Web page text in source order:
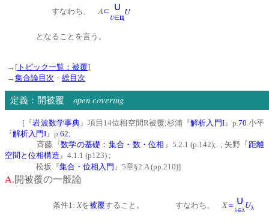
すなわち、A⊂ ∪ U
U∈Ц
となることを言う。
→[ トピック一覧：被覆]
→集合論目次 ・ 総目次
定義：開被覆open covering
[『岩波数学事典』項目14位相空間R被覆;杉浦『解析入門I』p.70.小平
『解析入門I』p.62;
斉藤『数学の基礎：集合・数・位相 』5.2.1 (p.142);. ; 矢野『 距離
空間と位相構造 』4.1.1 (p123) ;
松坂『集合・位相入門 』5章§2.A (pp.210)]
A.開被覆の一般論
条件1: Xを被覆すること。 すなわち、 X＝ ∪ Uλ
λ∈Λ